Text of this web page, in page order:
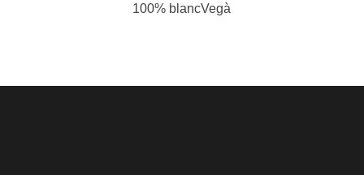
100% blancVegà